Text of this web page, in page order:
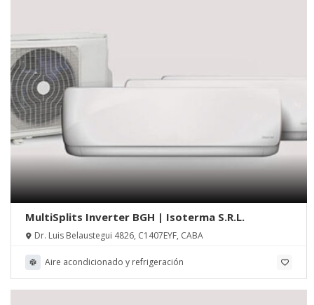
MultiSplits Inverter BGH | Isoterma S.R.L.
Dr. Luis Belaustegui 4826, C1407EYF, CABA
Aire acondicionado y refrigeración